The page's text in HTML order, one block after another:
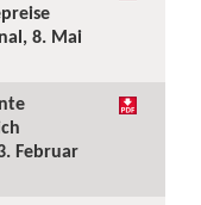
8. Mai
Februar